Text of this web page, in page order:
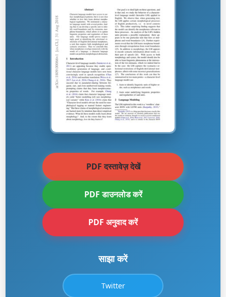
PDF दस्तावेज़ देखें
PDF डाउनलोड करें
PDF अनुवाद करें
साझा करें
Twitter